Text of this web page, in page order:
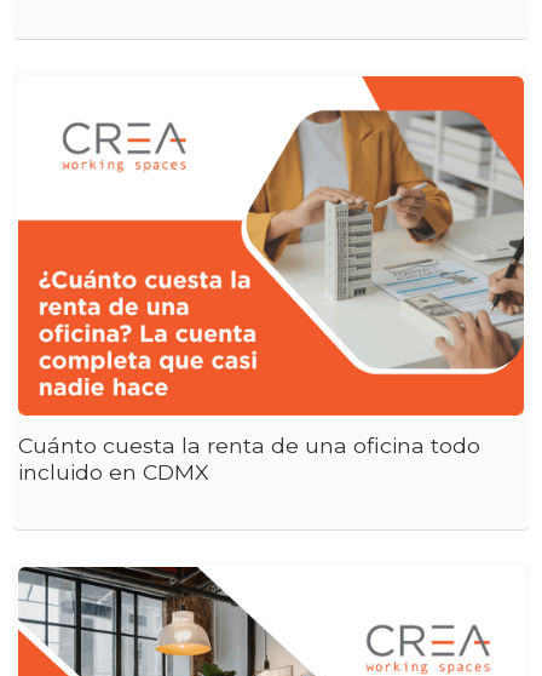
Cuánto cuesta la renta de una oficina todo
incluido en CDMX